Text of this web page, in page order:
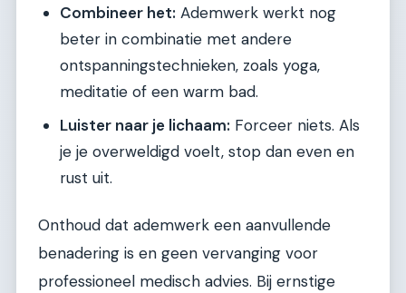
Combineer het: Ademwerk werkt nog
beter in combinatie met andere
ontspanningstechnieken, zoals yoga,
meditatie of een warm bad.
Luister naar je lichaam: Forceer niets. Als
je je overweldigd voelt, stop dan even en
rust uit.
Onthoud dat ademwerk een aanvullende
benadering is en geen vervanging voor
professioneel medisch advies. Bij ernstige